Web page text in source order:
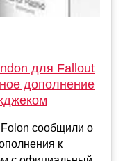
для Fallout
дополнение
Folon сообщили о
к